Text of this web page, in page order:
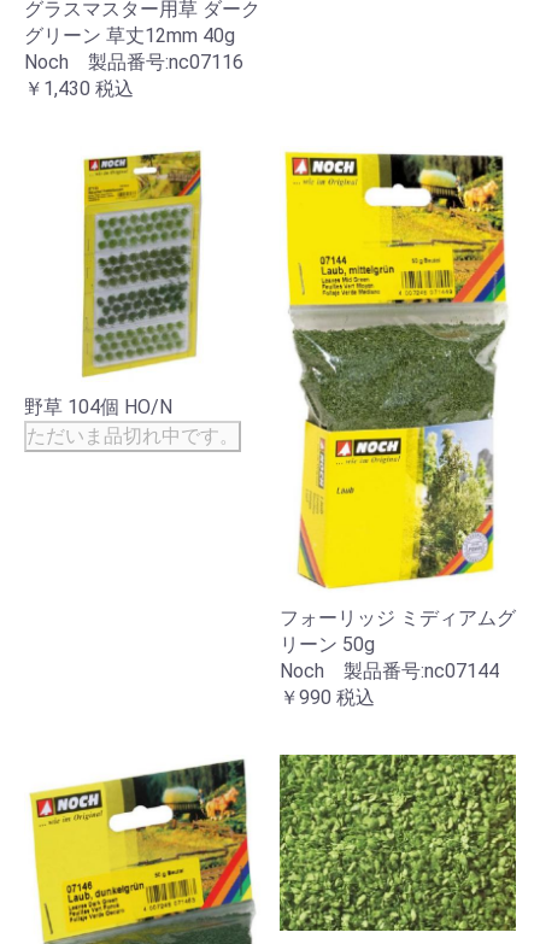
グラスマスター用草 ダーク
グリーン 草丈12mm 40g
Noch 製品番号:nc07116
￥1,430 税込
野草 104個 HO/N
ただいま品切れ中です。
フォーリッジ ミディアムグ
リーン 50g
Noch 製品番号:nc07144
￥990 税込